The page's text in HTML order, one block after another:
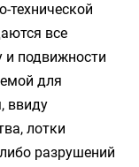
технической
все
и подвижности
для
ввиду
лотки
разрушений